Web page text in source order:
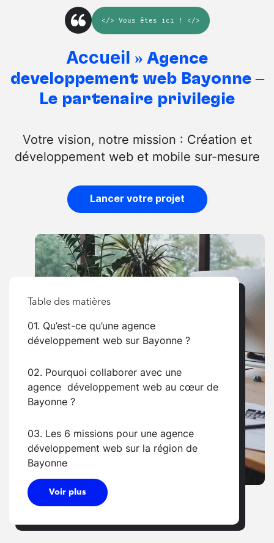
</> Vous êtes ici ! </>
Accueil » Agence
développement web Bayonne –
Le partenaire privilégié
Votre vision, notre mission : Création et
développement web et mobile sur-mesure
Lancer votre projet
Table des matières
01. Qu’est-ce qu’une agence
développement web sur Bayonne ?
02. Pourquoi collaborer avec une
agence développement web au cœur de
Bayonne ?
03. Les 6 missions pour une agence
développement web sur la région de
Bayonne
Voir plus